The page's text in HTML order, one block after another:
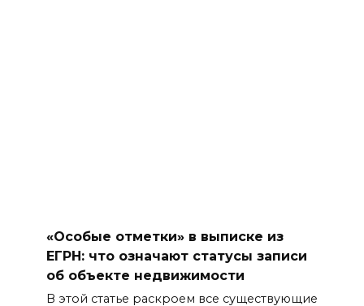
«Особые отметки» в выписке из
ЕГРН: что означают статусы записи
об объекте недвижимости
В этой статье раскроем все существующие